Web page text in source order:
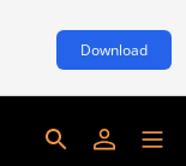
Download